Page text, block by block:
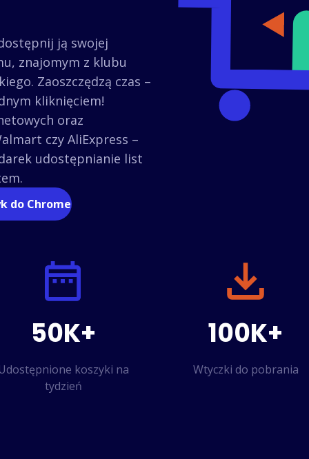
ją swojej
znajomym z klubu
Zaoszczędzą czas –
kliknięciem!
oraz
czy AliExpress –
udostępnianie list
do Chrome
50K+
koszyki na
tydzień
100K+
Wtyczki do pobrania